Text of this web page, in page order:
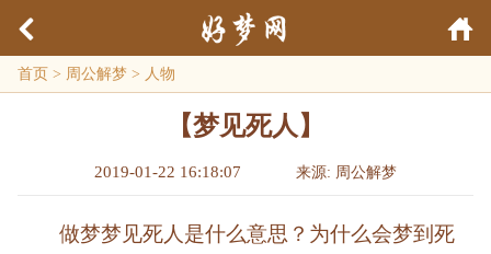
首页 > 周公解梦 > 人物
【梦见死人】
2019-01-22 16:18:07 来源: 周公解梦
做梦梦见死人是什么意思？为什么会梦到死